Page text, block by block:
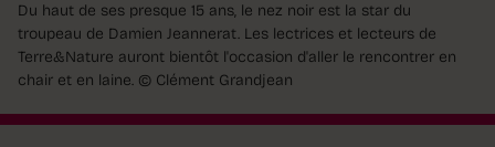
Du haut de ses presque 15 ans, le nez noir est la star du
troupeau de Damien Jeannerat. Les lectrices et lecteurs de
Terre&Nature auront bientôt l'occasion d'aller le rencontrer en
chair et en laine. © Clément Grandjean